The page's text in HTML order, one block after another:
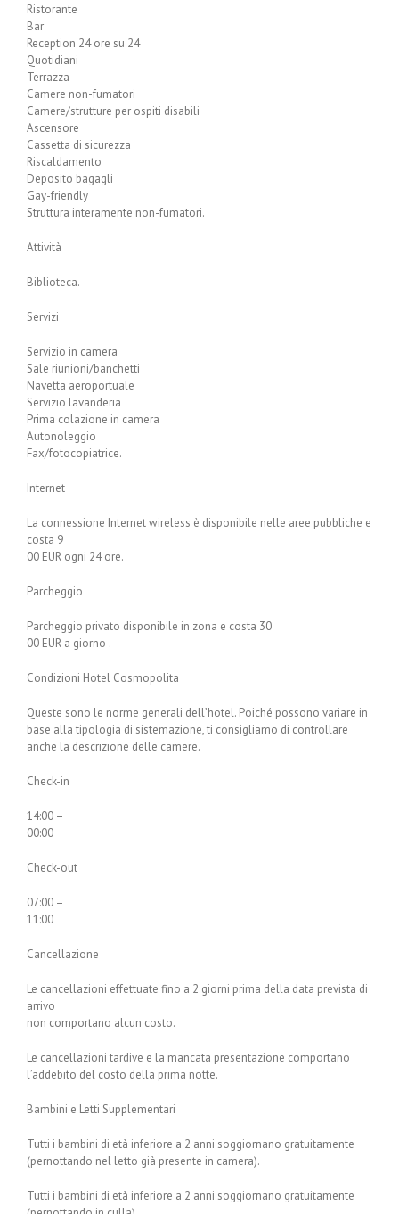
Ristorante
Bar
Reception 24 ore su 24
Quotidiani
Terrazza
Camere non-fumatori
Camere/strutture per ospiti disabili
Ascensore
Cassetta di sicurezza
Riscaldamento
Deposito bagagli
Gay-friendly
Struttura interamente non-fumatori.
Attività
Biblioteca.
Servizi
Servizio in camera
Sale riunioni/banchetti
Navetta aeroportuale
Servizio lavanderia
Prima colazione in camera
Autonoleggio
Fax/fotocopiatrice.
Internet
La connessione Internet wireless è disponibile nelle aree pubbliche e
costa 9
00 EUR ogni 24 ore.
Parcheggio
Parcheggio privato disponibile in zona e costa 30
00 EUR a giorno .
Condizioni Hotel Cosmopolita
Queste sono le norme generali dell’hotel. Poiché possono variare in
base alla tipologia di sistemazione, ti consigliamo di controllare
anche la descrizione delle camere.
Check-in
14:00 –
00:00
Check-out
07:00 –
11:00
Cancellazione
Le cancellazioni effettuate fino a 2 giorni prima della data prevista di
arrivo
non comportano alcun costo.
Le cancellazioni tardive e la mancata presentazione comportano
l’addebito del costo della prima notte.
Bambini e Letti Supplementari
Tutti i bambini di età inferiore a 2 anni soggiornano gratuitamente
(pernottando nel letto già presente in camera).
Tutti i bambini di età inferiore a 2 anni soggiornano gratuitamente